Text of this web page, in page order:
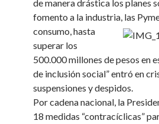
de manera drástica los planes
fomento a la industria, las
consumo, hasta
superar los
500.000 millones de pesos en
de inclusión social” entró en
suspensiones y despidos.
Por cadena nacional, la
18 medidas “contracíclicas”